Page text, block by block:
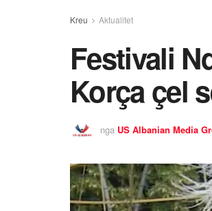
Kreu Aktualitet
Festivali
Korça çel
nga US Albanian Media